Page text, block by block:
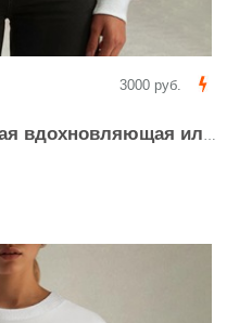
3000 руб.
иллюстрация